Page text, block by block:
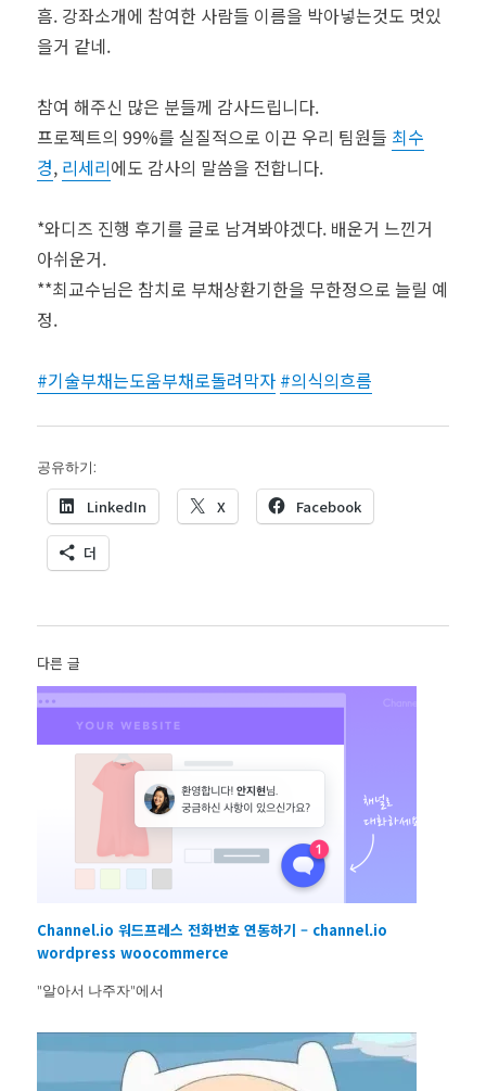
흠. 강좌소개에 참여한 사람들 이름을 박아넣는것도 멋있
을거 같네.
참여 해주신 많은 분들께 감사드립니다.
프로젝트의 99%를 실질적으로 이끈 우리 팀원들 최수
경, 리세리에도 감사의 말씀을 전합니다.
*와디즈 진행 후기를 글로 남겨봐야겠다. 배운거 느낀거
아쉬운거.
**최교수님은 참치로 부채상환기한을 무한정으로 늘릴 예
정.
#기술부채는도움부채로돌려막자 #의식의흐름
공유하기:
LinkedIn X Facebook
더
다른 글
Channel.io 워드프레스 전화번호 연동하기 – channel.io
wordpress woocommerce
"알아서 나주자"에서